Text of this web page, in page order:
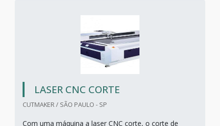
LASER CNC CORTE
CUTMAKER / SÃO PAULO - SP
Com uma máquina a laser CNC corte, o corte de